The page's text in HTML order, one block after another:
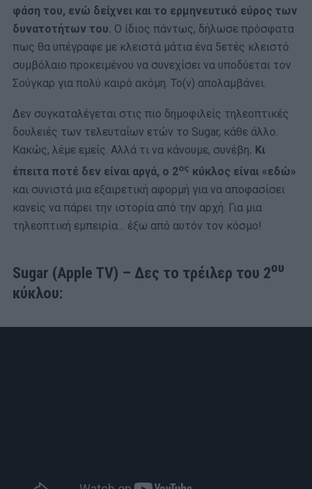
φάση του, ενώ δείχνει και το ερμηνευτικό εύρος των
δυνατοτήτων του. Ο ίδιος πάντως, δήλωσε πρόσφατα
πως θα υπέγραφε με κλειστά μάτια ένα 5ετές κλειστό
συμβόλαιο προκειμένου να συνεχίσει να υποδύεται τον
Σούγκαρ για πολύ καιρό ακόμη. Το(ν) απολαμβάνει.
Δεν συγκαταλέγεται στις πιο δημοφιλείς τηλεοπτικές
δουλειές των τελευταίων ετών το Sugar, κάθε άλλο.
Κακώς, λέμε εμείς. Αλλά τι να κάνουμε, συνέβη. Κι
έπειτα ποτέ δεν είναι αργά, ο 2ος κύκλος είναι «εδώ»
και συνιστά μια εξαιρετική αφορμή για να αποφασίσει
κανείς να πάρει την ιστορία από την αρχή. Για μια
τηλεοπτική εμπειρία… έξω από αυτόν τον κόσμο!
Sugar (Apple TV) – Δες το τρέιλερ του 2ου
κύκλου: